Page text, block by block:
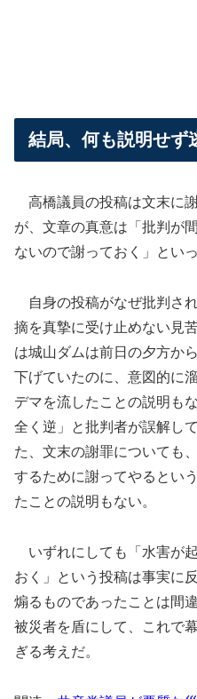
結局、何も説明せず
高橋議員の投稿は文末に
が、文章の真意は「批判が
ないので謝っておく」とい
自身の投稿がなぜ批判さ
摘を真摯に受け止めない見
は城山ダムは前日の夕方か
下げていたのに、意図的に
デマを流したことの説明も
全く逆」と批判者が誤解し
た、文末の謝罪についても
するために謝ってやるとい
たことの説明もない。
いずれにしても「水害が
おく」という投稿は事実に
煽るものであったことは間
被災者を盾にして、これで
ぎる考えだ。